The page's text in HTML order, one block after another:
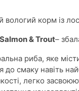
вологий корм із
& Trout–
риба, яке
до смаку навіть
легко